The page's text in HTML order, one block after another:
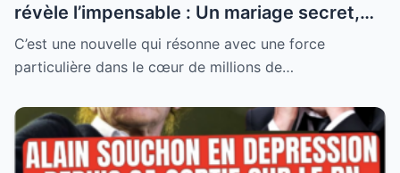
révèle l’impensable : Un mariage secret,
une promesse éternelle et la vérité sur sa
nouvelle vie
C’est une nouvelle qui résonne avec une force
particulière dans le cœur de millions de…